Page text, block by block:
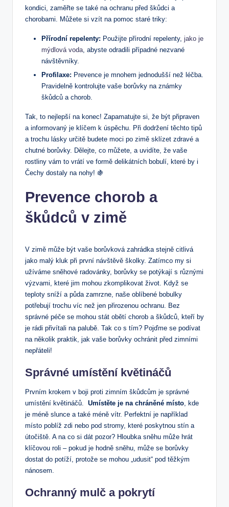
kondici, zaměřte se také na ochranu ⁢před škůdci a
chorobami.⁤ Můžete si vzít na pomoc staré triky:
Přírodní repelenty: Použijte přírodní repelenty, jako je
mýdlová voda , abyste odradili případné ⁣nezvané
návštěvníky.
Profilaxe: Prevence je mnohem jednodušší než léčba.
​Pravidelně​ kontrolujte ‌vaše borůvky na známky
škůdců a chorob.
Tak, to nejlepší na konec! Zapamatujte si, že být připraven
a informovaný je klíčem⁢ k úspěchu. Při dodržení ‍těchto tipů
a trochu lásky určitě budete moci po‌ zimě sklízet zdravé a
chutné borůvky. Dělejte, co můžete,‍ a uvidíte, že vaše
rostliny vám to vrátí ve ‌formě delikátních​ bobulí, ​které by i
Čechy ‍dostaly na ⁣nohy! 🍇
Prevence chorob a
škůdců v zimě
V zimě⁤ může být vaše borůvková zahrádka stejně citlivá
jako malý kluk při první návštěvě školky. Zatímco my si
užíváme sněhové radovánky, borůvky se potýkají s různými
výzvami, které jim mohou zkomplikovat život. Když se
teploty sníží a půda zamrzne, naše oblíbené bobulky
potřebují trochu víc než jen ​přirozenou ochranu. Bez
správné péče se mohou stát obětí chorob a škůdců, kteří by‌
je rádi přivítali na palubě. Tak ‍co s tím? Pojďme se podívat
na několik praktik, jak vaše borůvky ochránit před zimními‍
nepřáteli!
Správné umístění květináčů
Prvním krokem v ⁢boji proti‍ zimním škůdcům je správné
umístění květináčů. ​ Umístěte je na chráněné místo , kde
je méně slunce a také méně vítr. Perfektní je například
místo poblíž zdi nebo pod stromy, které poskytnou stín a
útočiště. A na co si dát pozor? ⁤Hloubka sněhu může ⁣hrát
klíčovou roli – pokud je hodně sněhu, může se borůvky
dostat do potíží,⁣ protože se mohou „udusit“ pod těžkým⁣
nánosem.
Ochranný mulč ​a pokrytí